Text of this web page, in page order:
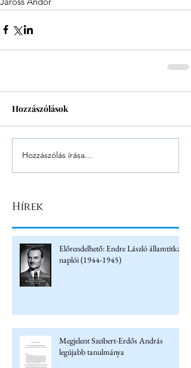
Hozzászólások
Hozzászólás írása...
Hírek
Előrendelhető: Endre László államtitkár
naplói (1944-1945)
Megjelent Szeibert-Erdős András
legújabb tanulmánya